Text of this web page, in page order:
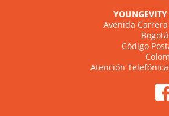
Avenida
Código
Atención